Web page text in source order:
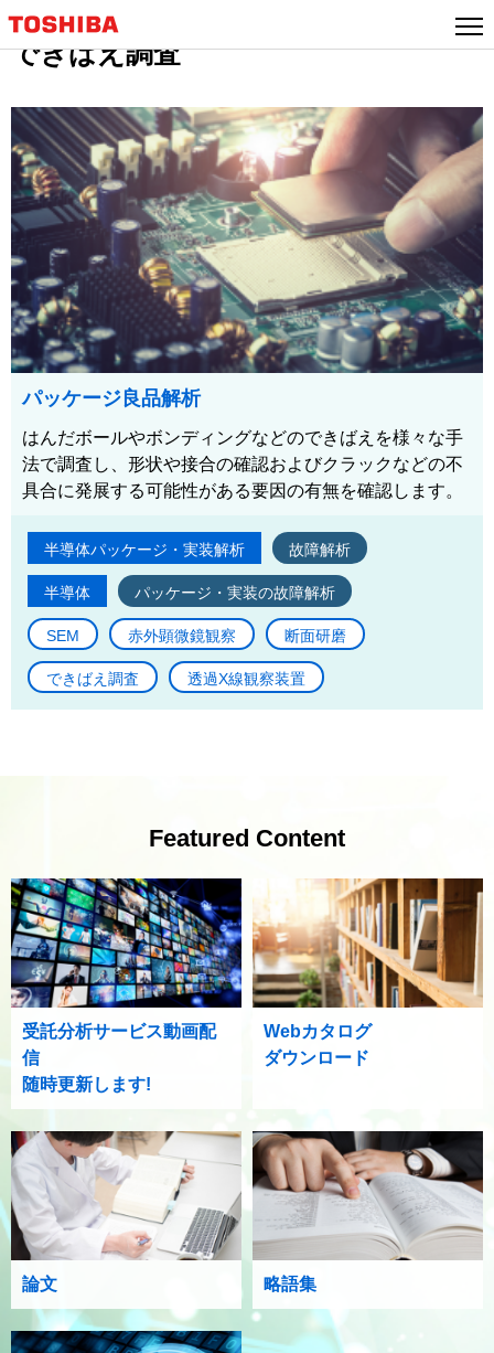
できばえ調査
パッケージ良品解析
はんだボールやボンディングなどのできばえを様々な手
法で調査し、形状や接合の確認およびクラックなどの不
具合に発展する可能性がある要因の有無を確認します。
半導体パッケージ・実装解析 故障解析
半導体 パッケージ・実装の故障解析
SEM 赤外顕微鏡観察 断面研磨
できばえ調査 透過X線観察装置
Featured Content
受託分析サービス動画配
信
随時更新します!
Webカタログ
ダウンロード
論文 略語集